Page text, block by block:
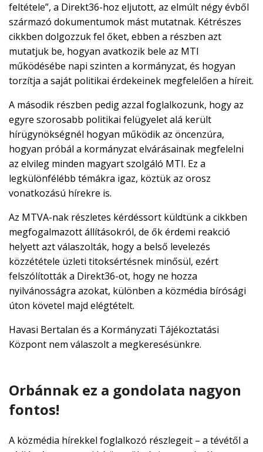
feltétele”, a Direkt36-hoz eljutott, az elmúlt négy évből
származó dokumentumok mást mutatnak. Kétrészes
cikkben dolgozzuk fel őket, ebben a részben azt
mutatjuk be, hogyan avatkozik bele az MTI
működésébe napi szinten a kormányzat, és hogyan
torzítja a saját politikai érdekeinek megfelelően a híreit.
A második részben pedig azzal foglalkozunk, hogy az
egyre szorosabb politikai felügyelet alá került
hírügynökségnél hogyan működik az öncenzúra,
hogyan próbál a kormányzat elvárásainak megfelelni
az elvileg minden magyart szolgáló MTI. Ez a
legkülönfélébb témákra igaz, köztük az orosz
vonatkozású hírekre is.
Az MTVA-nak részletes kérdéssort küldtünk a cikkben
megfogalmazott állításokról, de ők érdemi reakció
helyett azt válaszolták, hogy a belső levelezés
közzététele üzleti titoksértésnek minősül, ezért
felszólították a Direkt36-ot, hogy ne hozza
nyilvánosságra azokat, különben a közmédia bírósági
úton követel majd elégtételt.
Havasi Bertalan és a Kormányzati Tájékoztatási
Központ nem válaszolt a megkeresésünkre.
Orbánnak ez a gondolata nagyon
fontos!
A közmédia hírekkel foglalkozó részlegeit – a tévétől a